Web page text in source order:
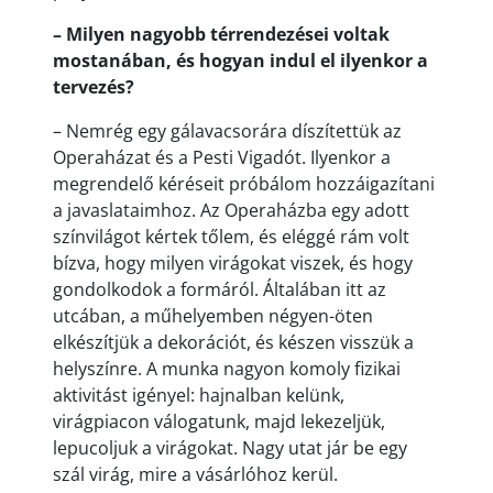
– Milyen nagyobb térrendezései voltak
mostanában, és hogyan indul el ilyenkor a
tervezés?
– Nemrég egy gálavacsorára díszítettük az
Operaházat és a Pesti Vigadót. Ilyenkor a
megrendelő kéréseit próbálom hozzáigazítani
a javaslataimhoz. Az Operaházba egy adott
színvilágot kértek tőlem, és eléggé rám volt
bízva, hogy milyen virágokat viszek, és hogy
gondolkodok a formáról. Általában itt az
utcában, a műhelyemben négyen-öten
elkészítjük a dekorációt, és készen visszük a
helyszínre. A munka nagyon komoly fizikai
aktivitást igényel: hajnalban kelünk,
virágpiacon válogatunk, majd lekezeljük,
lepucoljuk a virágokat. Nagy utat jár be egy
szál virág, mire a vásárlóhoz kerül.